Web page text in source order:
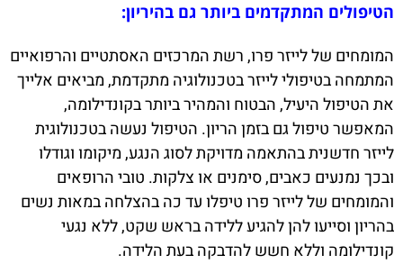
הטיפולים המתקדמים ביותר גם בהיריון:
המומחים של לייזר פרו, רשת המרכזים האסתטיים והרפואיים
המתמחה בטיפולי לייזר בטכנולוגיה מתקדמת, מביאים אלייך
את הטיפול היעיל, הבטוח והמהיר ביותר בקונדילומה,
המאפשר טיפול גם בזמן הריון. הטיפול נעשה בטכנולוגית
לייזר חדשנית בהתאמה מדויקת לסוג הנגע, מיקומו וגודלו
ובכך נמנעים כאבים, סימנים או צלקות. טובי הרופאים
והמומחים של לייזר פרו טיפלו עד כה בהצלחה במאות נשים
בהריון וסייעו להן להגיע ללידה בראש שקט, ללא נגעי
קונדילומה וללא חשש להדבקה בעת הלידה.